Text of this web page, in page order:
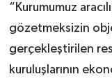
“Kurumumuz
gözetmeksizin
gerçekleştirilen
kuruluşlarının